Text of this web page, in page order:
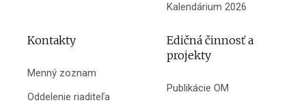
Kalendárium 2026
Kontakty
Menný zoznam
Oddelenie riaditeľa
Edičná činnosť a
projekty
Publikácie OM